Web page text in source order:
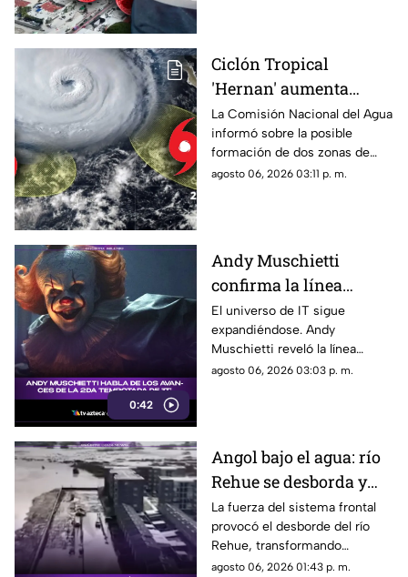
Ciclón Tropical
'Hernan' aumenta
probabilidad de
formación: Vigilan dos
zonas de baja presión
con probablidad de
La Comisión Nacional del Agua
informó sobre la posible
formación de dos zonas de
baja presión con potencial
agosto 06, 2026 03:11 p. m.
0:42
Andy Muschietti
confirma la línea
temporal de la segunda
temporada de 'IT'
El universo de IT sigue
expandiéndose. Andy
Muschietti reveló la línea
temporal que seguirá la
agosto 06, 2026 03:03 p. m.
Angol bajo el agua: río
Rehue se desborda y
anega viviendas
La fuerza del sistema frontal
provocó el desborde del río
Rehue, transformando
distintos sectores de Angol en
agosto 06, 2026 01:43 p. m.